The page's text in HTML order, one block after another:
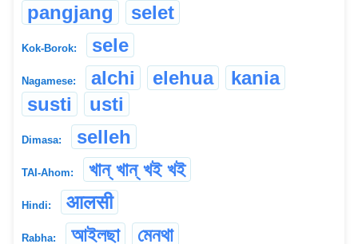
pangjang
selet
Kok-Borok: sele
Nagamese: alchi elehua
kania
susti
usti
Dimasa: selleh
TAI-Ahom: খান্ খান্ খই খই
Hindi: आलसी
Rabha: আইলছা মেনথা